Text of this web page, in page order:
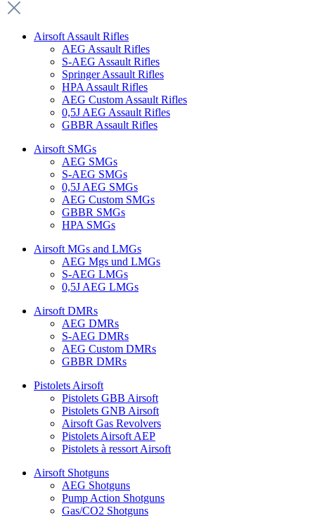
Airsoft Assault Rifles
AEG Assault Rifles
S-AEG Assault Rifles
Springer Assault Rifles
HPA Assault Rifles
AEG Custom Assault Rifles
0,5J AEG Assault Rifles
GBBR Assault Rifles
Airsoft SMGs
AEG SMGs
S-AEG SMGs
0,5J AEG SMGs
AEG Custom SMGs
GBBR SMGs
HPA SMGs
Airsoft MGs and LMGs
AEG Mgs und LMGs
S-AEG LMGs
0,5J AEG LMGs
Airsoft DMRs
AEG DMRs
S-AEG DMRs
AEG Custom DMRs
GBBR DMRs
Pistolets Airsoft
Pistolets GBB Airsoft
Pistolets GNB Airsoft
Airsoft Gas Revolvers
Pistolets Airsoft AEP
Pistolets à ressort Airsoft
Airsoft Shotguns
AEG Shotguns
Pump Action Shotguns
Gas/CO2 Shotguns